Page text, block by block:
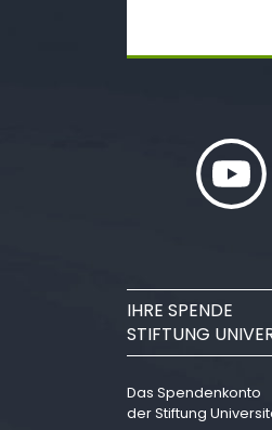
IHRE SPENDE
STIFTUNG
Das Spendenkonto
der Stiftung